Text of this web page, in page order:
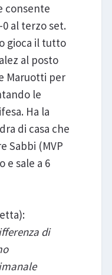
consente
0 al terzo set.
gioca il tutto
al posto
Maruotti per
le
Ha la
di casa che
Sabbi (MVP
e sale a 6
di